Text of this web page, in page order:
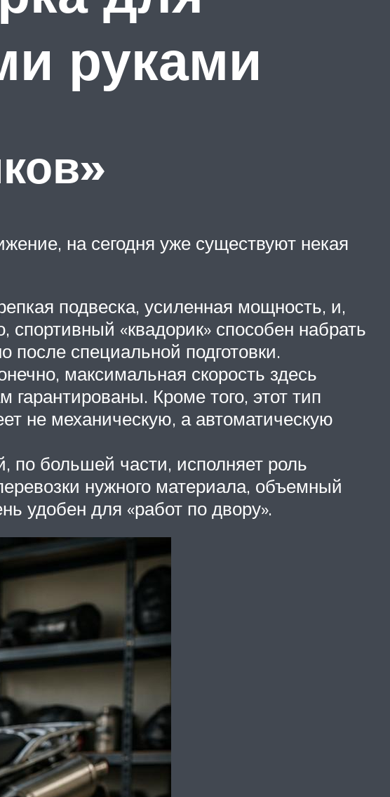
руками
на сегодня уже существуют некая
подвеска, усиленная мощность, и,
спортивный «квадорик» способен набрать
после специальной подготовки.
максимальная скорость здесь
Кроме того, этот тип
не механическую, а автоматическую
по большей части, исполняет роль
нужного материала, объемный
удобен для «работ по двору».